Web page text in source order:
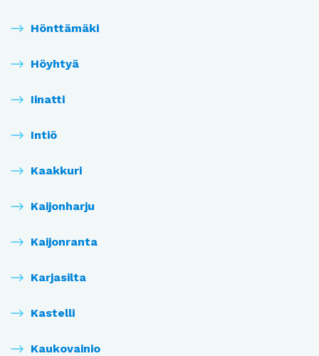
Hönttämäki
Höyhtyä
Iinatti
Intiö
Kaakkuri
Kaijonharju
Kaijonranta
Karjasilta
Kastelli
Kaukovainio